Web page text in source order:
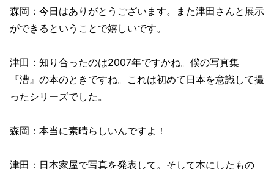
森岡：今日はありがとうございます。また津田さんと展示
ができるということで嬉しいです。
津田：知り合ったのは2007年ですかね。僕の写真集
『漕』の本のときですね。これは初めて日本を意識して撮
ったシリーズでした。
森岡：本当に素晴らしいんですよ！
津田：日本家屋で写真を発表して。そして本にしたもの